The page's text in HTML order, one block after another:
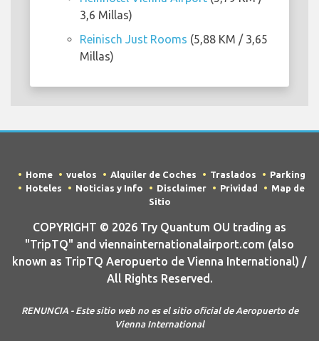
3,6 Millas)
Reinisch Just Rooms (5,88 KM / 3,65
Millas)
Home vuelos Alquiler de Coches Traslados
Parking
Hoteles
Noticias y Info Disclaimer Prividad
Map de
Sitio
COPYRIGHT © 2026 Try Quantum OU trading as
"TripTQ" and viennainternationalairport.com (also
known as TripTQ Aeropuerto de Vienna International) /
All Rights Reserved.
RENUNCIA - Este sitio web no es el sitio oficial de Aeropuerto de
Vienna International